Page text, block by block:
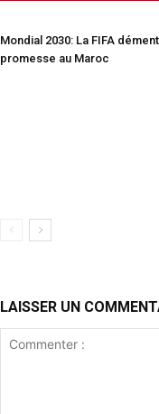
Mondial 2030: La FIFA
promesse au Maroc
LAISSER UN